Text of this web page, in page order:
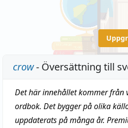
crow- Översättning till
Det här innehållet kommer från
ordbok. Det bygger på olika
uppdaterats på många år.